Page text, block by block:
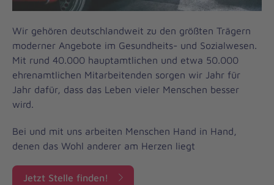
Wir gehören deutschlandweit zu den größten Trägern
moderner Angebote im Gesundheits- und Sozialwesen.
Mit rund 40.000 hauptamtlichen und etwa 50.000
ehrenamtlichen Mitarbeitenden sorgen wir Jahr für
Jahr dafür, dass das Leben vieler Menschen besser
wird.
Bei und mit uns arbeiten Menschen Hand in Hand,
denen das Wohl anderer am Herzen liegt
Jetzt Stelle finden!